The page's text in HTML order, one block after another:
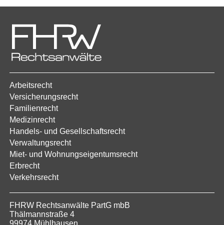
Arbeitsrecht
Versicherungsrecht
Familienrecht
Medizinrecht
Handels- und Gesellschaftsrecht
Verwaltungsrecht
Miet- und Wohnungseigentumsrecht
Erbrecht
Verkehrsrecht
FHRW Rechtsanwälte PartG mbB
Thälmannstraße 4